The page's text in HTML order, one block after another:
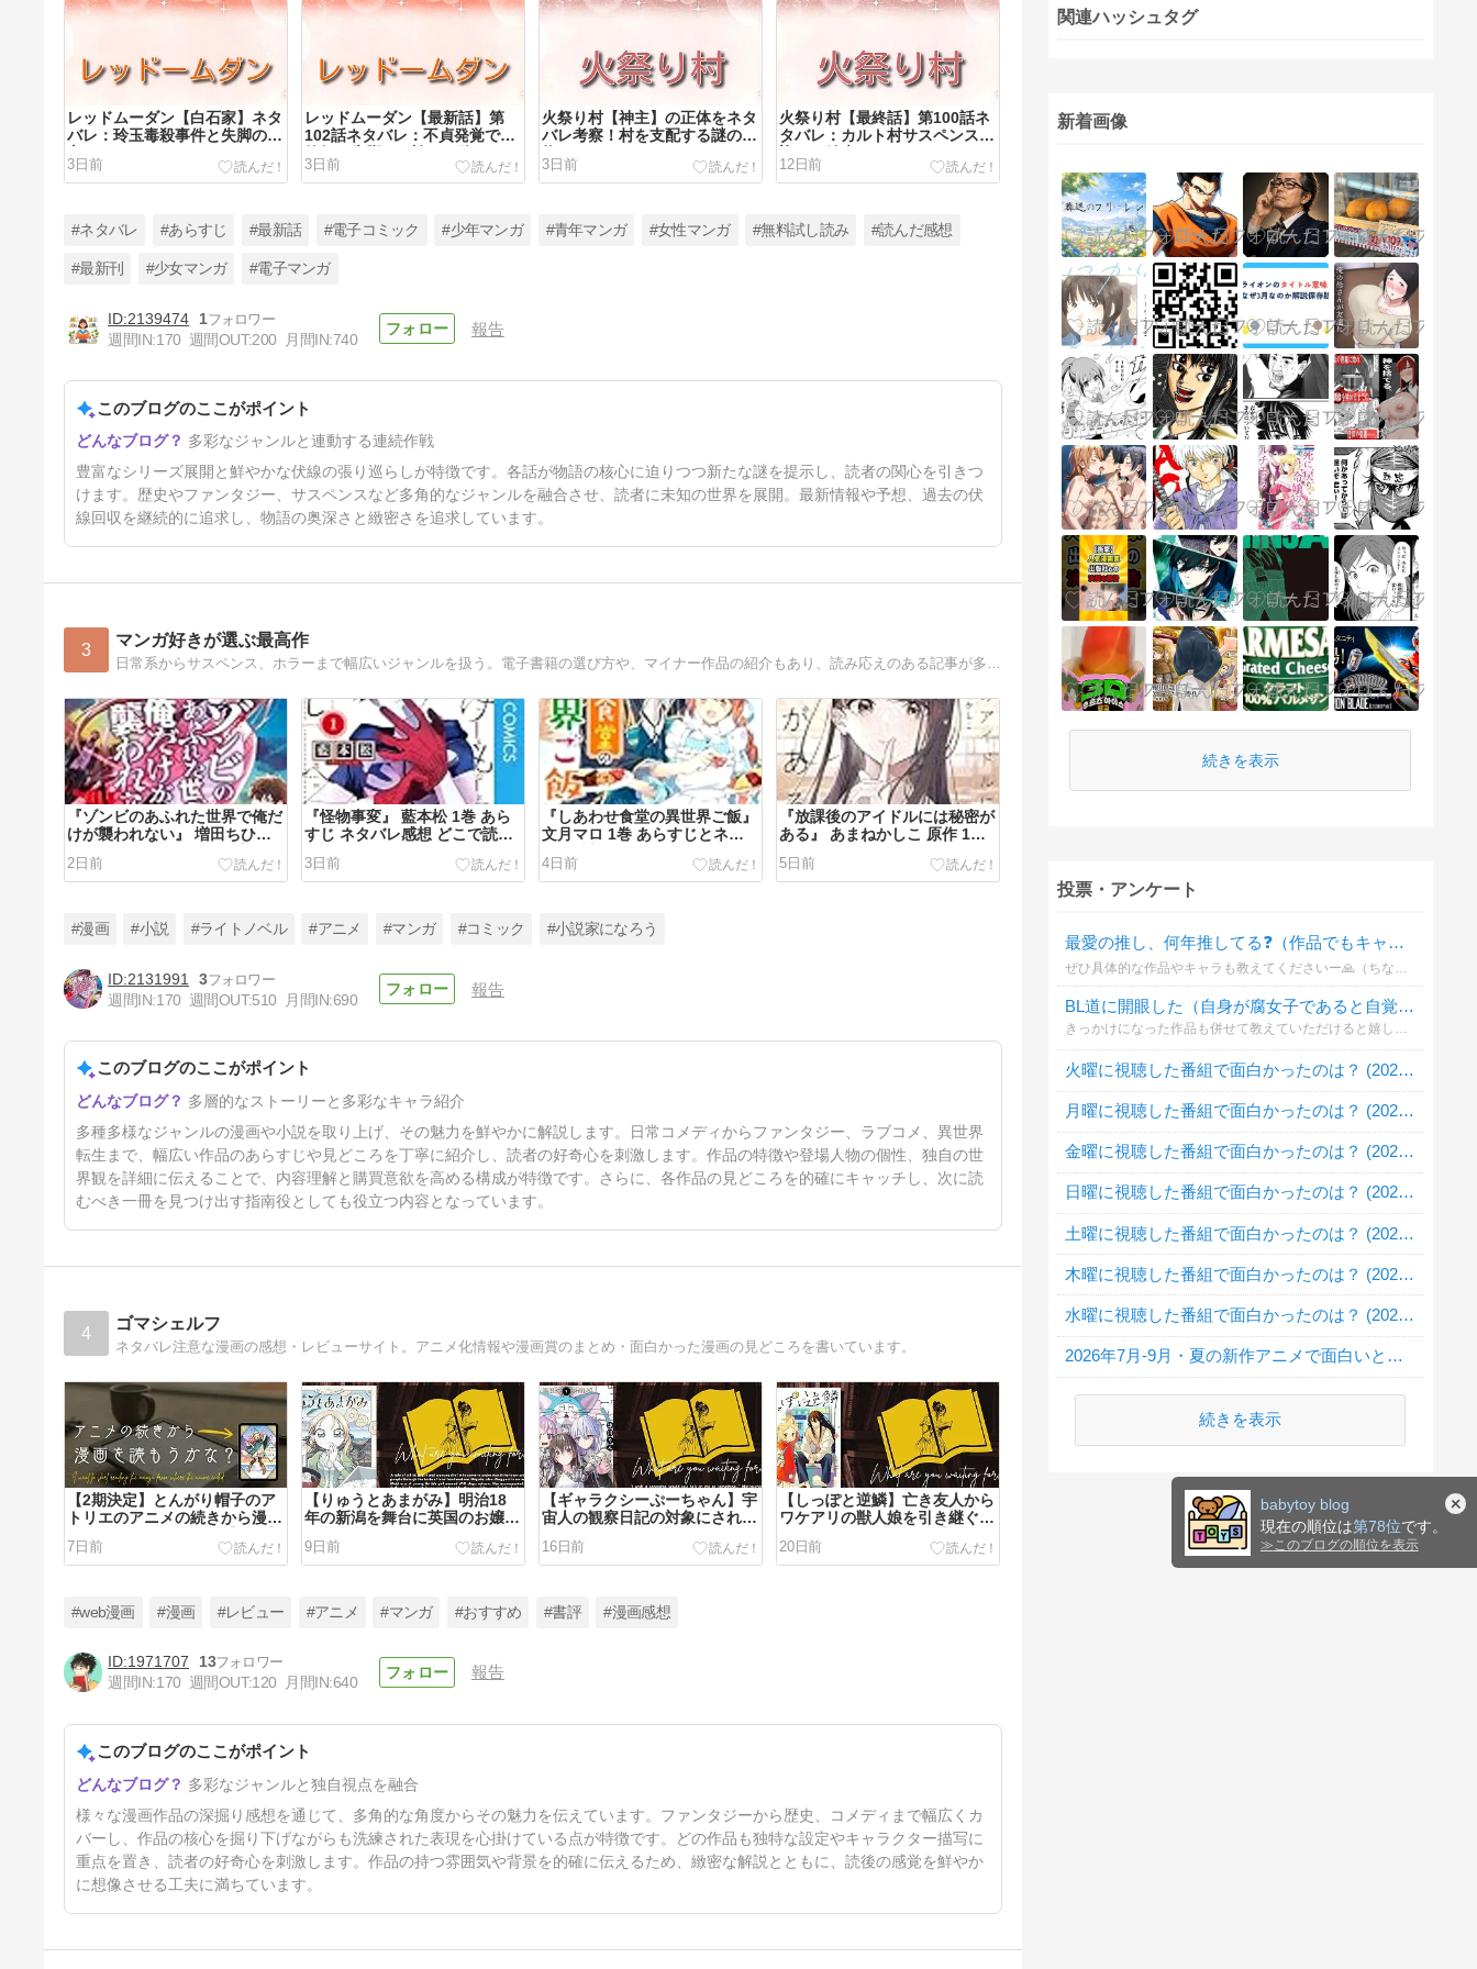
babytoy blog
現在の順位は第78位です。
≫ このブログの順位を表示
レッドムーダン【白石家】ネタ
バレ：玲玉毒殺事件と失脚の行
3日前
レッドムーダン【最新話】第
102話ネタバレ：不貞発覚で燕
徳妃は失脚！？諍いの終わりへ
3日前
火祭り村【神主】の正体をネタ
バレ考察！村を支配する謎の人
物とは！？
3日前
火祭り村【最終話】第100話ネ
タバレ：カルト村サスペンスが
迎えた結末とは！？
12日前
火祭り村【神主】ネタバレ：怪
しい言動と隠された秘密と
#ネタバレ #あらすじ #最新話 #電子コミック #少年マンガ #青年マンガ #女性マンガ #無料試し読み #読んだ感想
#最新刊 #少女マンガ #電子マンガ
2139474
1
週間IN:170 週間OUT:200 月間IN:740
報告
このブログのここがポイント
多彩なジャンルと連動する連続作戦
豊富なシリーズ展開と鮮やかな伏線の張り巡らしが特徴です。各話が物語の核心に迫りつつ新たな謎を提示し、読者の関心を引きつ
けます。歴史やファンタジー、サスペンスなど多角的なジャンルを融合させ、読者に未知の世界を展開。最新情報や予想、過去の伏
線回収を継続的に追求し、物語の奥深さと緻密さを追求しています。
3 マンガ好きが選ぶ最高作
日常系からサスペンス、ホラーまで幅広いジャンルを扱う。電子書籍の選び方や、マイナー作品の紹介もあり、読み応えのある記事が多いのが特徴。じっくり読みたい派におすすめです。
『ゾンビのあふれた世界で俺だ
けが襲われない』 増田ちひろ
2日前
『怪物事変』 藍本松 1巻 あら
すじ ネタバレ感想 どこで読め
3日前
『しあわせ食堂の異世界ご飯』
文月マロ 1巻 あらすじとネタ
4日前
『放課後のアイドルには秘密が
ある』 あまねかしこ 原作 1巻
5日前
巻 あらすじ ネタバレ感想 どこ
で読める 電子書籍
6日前
#漫画 #小説 #ライトノベル #アニメ #マンガ #コミック #小説家になろう
2131991
3
週間IN:170 週間OUT:510 月間IN:690
報告
このブログのここがポイント
多層的なストーリーと多彩なキャラ紹介
多種多様なジャンルの漫画や小説を取り上げ、その魅力を鮮やかに解説します。日常コメディからファンタジー、ラブコメ、異世界
転生まで、幅広い作品のあらすじや見どころを丁寧に紹介し、読者の好奇心を刺激します。作品の特徴や登場人物の個性、独自の世
界観を詳細に伝えることで、内容理解と購買意欲を高める構成が特徴です。さらに、各作品の見どころを的確にキャッチし、次に読
むべき一冊を見つけ出す指南役としても役立つ内容となっています。
4 ゴマシェルフ
ネタバレ注意な漫画の感想・レビューサイト。アニメ化情報や漫画賞のまとめ・面白かった漫画の見どころを書いています。
【2期決定】とんがり帽子のア
トリエのアニメの続きから漫画
7日前
【りゅうとあまがみ】明治18
年の新潟を舞台に英国のお嬢様
【ネタバレ感想】
9日前
【ギャラクシーぷーちゃん】宇
宙人の観察日記の対象にされる
漫画【ネタバレ感想】
16日前
【しっぽと逆鱗】亡き友人から
ワケアリの獣人娘を引き継ぐハ
レ感想】
20日前
清掃作業で風と恋に揺れるお仕
事ラブコメ漫画【ネタバレ感
想】
23日前
#web漫画 #漫画 #レビュー #アニメ #マンガ #おすすめ #書評 #漫画感想
1971707
13
週間IN:170 週間OUT:120 月間IN:640
報告
このブログのここがポイント
多彩なジャンルと独自視点を融合
様々な漫画作品の深掘り感想を通じて、多角的な角度からその魅力を伝えています。ファンタジーから歴史、コメディまで幅広くカ
バーし、作品の核心を掘り下げながらも洗練された表現を心掛けている点が特徴です。どの作品も独特な設定やキャラクター描写に
重点を置き、読者の好奇心を刺激します。作品の持つ雰囲気や背景を的確に伝えるため、緻密な解説とともに、読後の感覚を鮮やか
に想像させる工夫に満ちています。
関連ハッシュタグ
新着画像
続きを表示
投票・アンケート
最愛の推し、何年推してる❓（作品でもキャラでも🙆‍♀️）
BL道に開眼した（自身が腐女子であると自覚した）のはいつ⁉️
火曜に視聴した番組で面白かったのは？ (2026・夏)
月曜に視聴した番組で面白かったのは？ (2026・夏)
金曜に視聴した番組で面白かったのは？ (2026・夏)
日曜に視聴した番組で面白かったのは？ (2026・夏)
土曜に視聴した番組で面白かったのは？ (2026・夏)
木曜に視聴した番組で面白かったのは？ (2026・夏)
水曜に視聴した番組で面白かったのは？ (2026・夏)
2026年7月-9月・夏の新作アニメで面白いと思うのは？
続きを表示